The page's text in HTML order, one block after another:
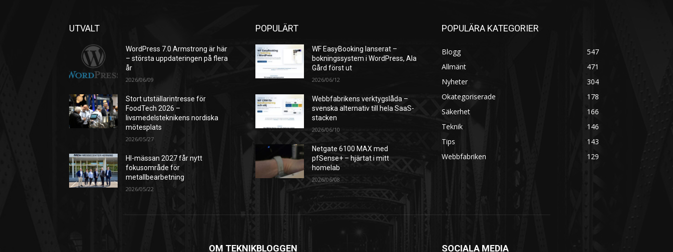
UTVALT
WordPress 7.0 Armstrong är här
– största uppdateringen på flera
år
2026/06/09
Stort utställarintresse för
FoodTech 2026 –
livsmedelsteknikens nordiska
mötesplats
2026/05/27
HI-mässan 2027 får nytt
fokusområde för
metallbearbetning
2026/05/22
POPULÄRT
WF EasyBooking lanserat –
bokningssystem i WordPress, Ala
Gård först ut
2026/06/12
Webbfabrikens verktygslåda –
svenska alternativ till hela SaaS-
stacken
2026/06/10
Netgate 6100 MAX med
pfSense+ – hjärtat i mitt
homelab
2026/06/08
POPULÄRA KATEGORIER
Blogg
547
Allmänt
471
Nyheter
304
Okategoriserade
178
Säkerhet
166
Teknik
146
Tips
143
Webbfabriken
129
OM TEKNIKBLOGGEN SOCIALA MEDIA